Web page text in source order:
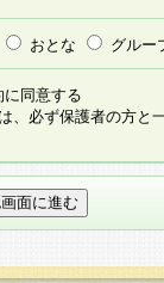
こともあり、
依頼をすると
ことなく、当
制定、変更ま
等は、本規約
定については
。
おとな グルー
に同意する
、必ず保護者の方と